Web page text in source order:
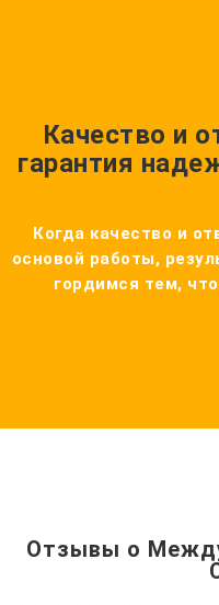
Качество и
гарантия
Когда качество и
основой работы,
гордимся тем,
Отзывы о